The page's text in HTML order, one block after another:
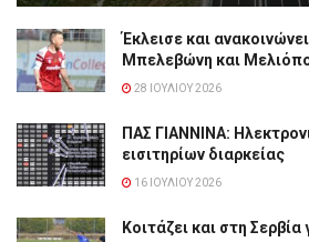
Έκλεισε και
Μπελεβώνη και
28 ΙΟΥΛΊΟΥ 2026
ΠΑΣ ΓΙΑΝΝΙΝΑ:
εισιτηρίων διαρκείας
16 ΙΟΥΛΊΟΥ 2026
Κοιτάζει και στη